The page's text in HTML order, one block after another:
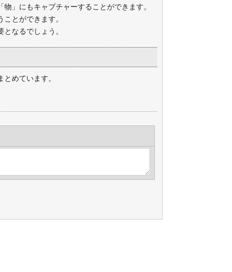
」にもキャプチャーすることができます。
とができます。
なるでしょう。
とめています。